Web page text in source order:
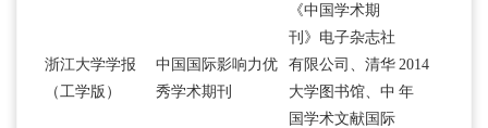
浙江大学学报
（工学版）
中国国际影响力优
秀学术期刊
《中国学术期
刊》电子杂志社
有限公司、清华
大学图书馆、中
国学术文献国际
2014
年